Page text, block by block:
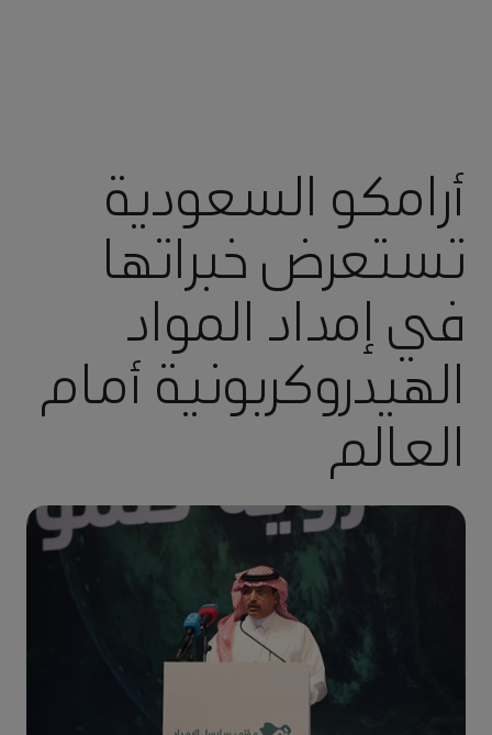
أرامكو السعودية
تستعرض خبراتها
في إمداد المواد
الهيدروكربونية أمام
العالم